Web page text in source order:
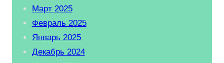
Март 2025
Февраль 2025
Январь 2025
Декабрь 2024